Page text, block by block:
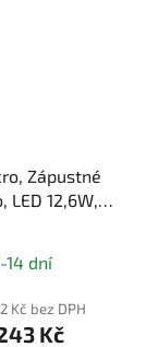
Zápustné
LED 12,6W,
14 dní
Kč bez DPH
Kč